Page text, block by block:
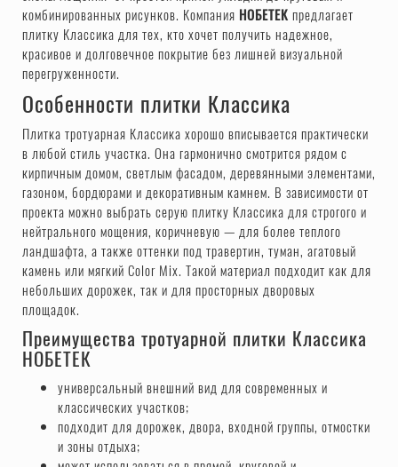
комбинированных рисунков. Компания НОБЕТЕК предлагает
плитку Классика для тех, кто хочет получить надежное,
красивое и долговечное покрытие без лишней визуальной
перегруженности.
Особенности плитки Классика
Плитка тротуарная Классика хорошо вписывается практически
в любой стиль участка. Она гармонично смотрится рядом с
кирпичным домом, светлым фасадом, деревянными элементами,
газоном, бордюрами и декоративным камнем. В зависимости от
проекта можно выбрать серую плитку Классика для строгого и
нейтрального мощения, коричневую — для более теплого
ландшафта, а также оттенки под травертин, туман, агатовый
камень или мягкий Color Mix. Такой материал подходит как для
небольших дорожек, так и для просторных дворовых
площадок.
Преимущества тротуарной плитки Классика
НОБЕТЕК
универсальный внешний вид для современных и
классических участков;
подходит для дорожек, двора, входной группы, отмостки
и зоны отдыха;